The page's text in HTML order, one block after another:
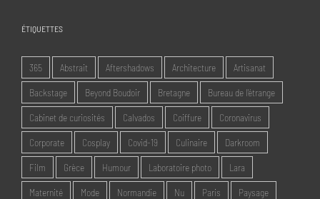
ÉTIQUETTES
365 Abstrait Aftershadows Architecture Artisanat
Backstage Beyond Boudoir Bretagne Bureau de l'étrange
Cabinet de curiosités Calvados Coiffure Coronavirus
Corporate Cosplay Covid-19 Culinaire Darkroom
Film Grèce Humour Laboratoire photo Lara
Maternité Mode Normandie Nu Paris Paysage